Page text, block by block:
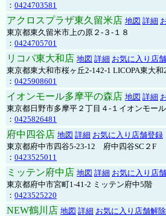
： 0424703581
アクロスプラザ東久留米店 地図 詳細
東京都東久留米市上の原２-３-１８
： 0424705701
リコパ東大和店 地図 詳細 お気に入り店
東京都東大和市桜ヶ丘2-142-1 LICOPA東大和
： 0425908601
イオンモール多摩平の森店 地図 詳細
東京都日野市多摩平２丁目４-１イオンモー
： 0425826481
府中四谷店 地図 詳細 お気に入り店舗登録
東京都府中市四谷5-23-12 府中四谷SC２F
： 0423525011
ミッテン府中店 地図 詳細 お気に入り店
東京都府中市宮町1-41-2 ミッテン府中5階
： 0423525220
NEW鶴川店 地図 詳細 お気に入り店舗解除